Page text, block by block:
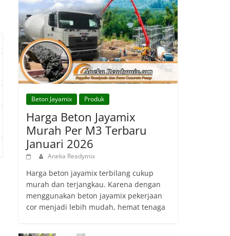
Beton Jayamix Produk
Harga Beton Jayamix
Murah Per M3 Terbaru
Januari 2026
Aneka Readymix
Harga beton jayamix terbilang cukup
murah dan terjangkau. Karena dengan
menggunakan beton jayamix pekerjaan
cor menjadi lebih mudah, hemat tenaga